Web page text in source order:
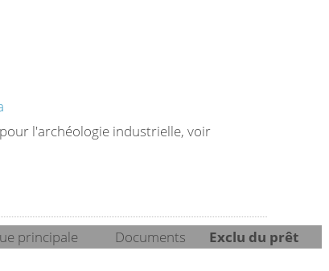
l'archéologie industrielle, voir
principale Documents
Exclu du prêt